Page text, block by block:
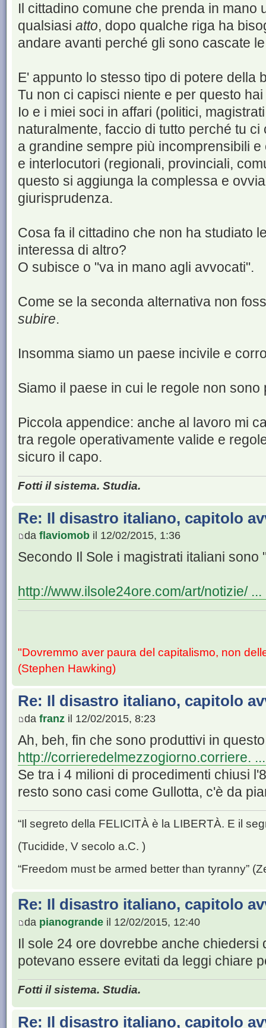
Il cittadino comune che prenda in mano
qualsiasi atto, dopo qualche riga ha
andare avanti perché gli sono cascate
E' appunto lo stesso tipo di potere della
Tu non ci capisci niente e per questo
Io e i miei soci in affari (politici,
naturalmente, faccio di tutto perché tu
a grandine sempre più incomprensibili
e interlocutori (regionali, provinciali,
questo si aggiunga la complessa e
giurisprudenza.
Cosa fa il cittadino che non ha studiato
interessa di altro?
O subisce o "va in mano agli avvocati".
Come se la seconda alternativa non
subire.
Insomma siamo un paese incivile e
Siamo il paese in cui le regole non sono
Piccola appendice: anche al lavoro mi
tra regole operativamente valide e
sicuro il capo.
Fotti il sistema. Studia.
Re: Il disastro italiano, capitolo
da flaviomob il 12/02/2015, 1:36
Secondo Il Sole i magistrati italiani sono
http://www.ilsole24ore.com/art/notizie/
"Dovremmo aver paura del capitalismo, non
(Stephen Hawking)
Re: Il disastro italiano, capitolo
da franz il 12/02/2015, 8:23
Ah, beh, fin che sono produttivi in
http://corrieredelmezzogiorno.corriere.
Se tra i 4 milioni di procedimenti chiusi
resto sono casi come Gullotta, c'è da
“Il segreto della FELICITÀ è la LIBERTÀ. E il
(Tucidide, V secolo a.C. )
“Freedom must be armed better than tyranny”
Re: Il disastro italiano, capitolo
da pianogrande il 12/02/2015, 12:40
Il sole 24 ore dovrebbe anche chiedersi
potevano essere evitati da leggi chiare
Fotti il sistema. Studia.
Re: Il disastro italiano, capitolo